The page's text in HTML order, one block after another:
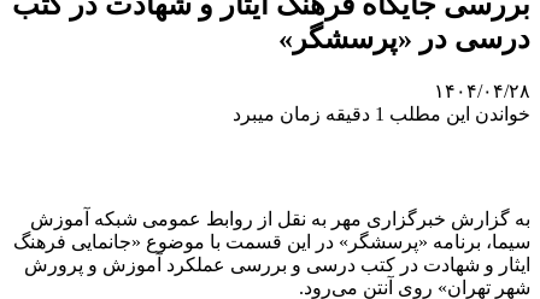
درسی در «پرسشگر»
۱۴۰۴/۰۴/۲۸
خواندن این مطلب 1 دقیقه زمان میبرد
به گزارش خبرگزاری مهر به نقل از روابط عمومی شبکه آموزش
سیما، برنامه «پرسشگر» در این قسمت با موضوع «جانمایی فرهنگ
ایثار و شهادت در کتب درسی و بررسی عملکرد آموزش و پرورش
شهر تهران» روی آنتن می‌رود.